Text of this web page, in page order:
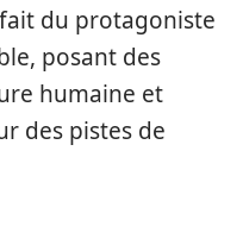
du protagoniste
posant des
humaine et
des pistes de